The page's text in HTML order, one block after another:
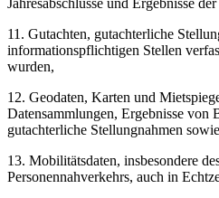
11. Gutachten, gutachterliche
informationspflichtigen Stellen
wurden,
12. Geodaten, Karten und
Datensammlungen, Ergebnisse von
gutachterliche Stellungnahmen
13. Mobilitätsdaten, insbesondere
Personennahverkehrs, auch in